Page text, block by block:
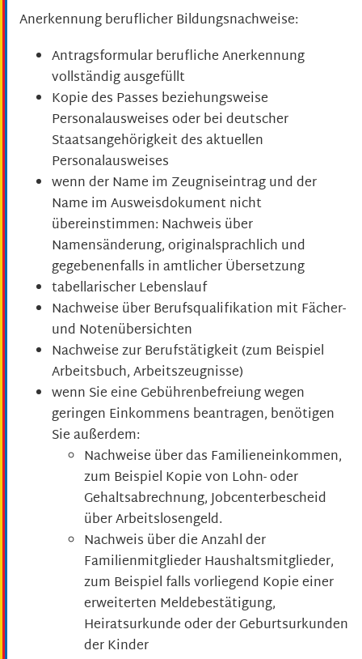
Anerkennung beruflicher Bildungsnachweise:
Antragsformular berufliche Anerkennung
vollständig ausgefüllt
Kopie des Passes beziehungsweise
Personalausweisesoder bei deutscher
Staatsangehörigkeit des aktuellen
Personalausweises
wenn der Name im Zeugniseintrag und der
Name im Ausweisdokument nicht
übereinstimmen: Nachweis über
Namensänderung, originalsprachlich und
gegebenenfalls in amtlicher Übersetzung
tabellarischer Lebenslauf
Nachweise über Berufsqualifikation mit Fächer-
und Notenübersichten
Nachweise zur Berufstätigkeit (zum Beispiel
Arbeitsbuch, Arbeitszeugnisse)
wenn Sie eine Gebührenbefreiung wegen
geringen Einkommens beantragen, benötigen
Sie außerdem:
Nachweise über das Familieneinkommen,
zum Beispiel Kopie von Lohn- oder
Gehaltsabrechnung, Jobcenterbescheid
über Arbeitslosengeld.
Nachweis über dieAnzahl der
FamilienmitgliederHaushaltsmitglieder,
zum Beispiel falls vorliegend Kopie einer
erweiterten Meldebestätigung,
Heiratsurkunde oder der Geburtsurkunden
der Kinder